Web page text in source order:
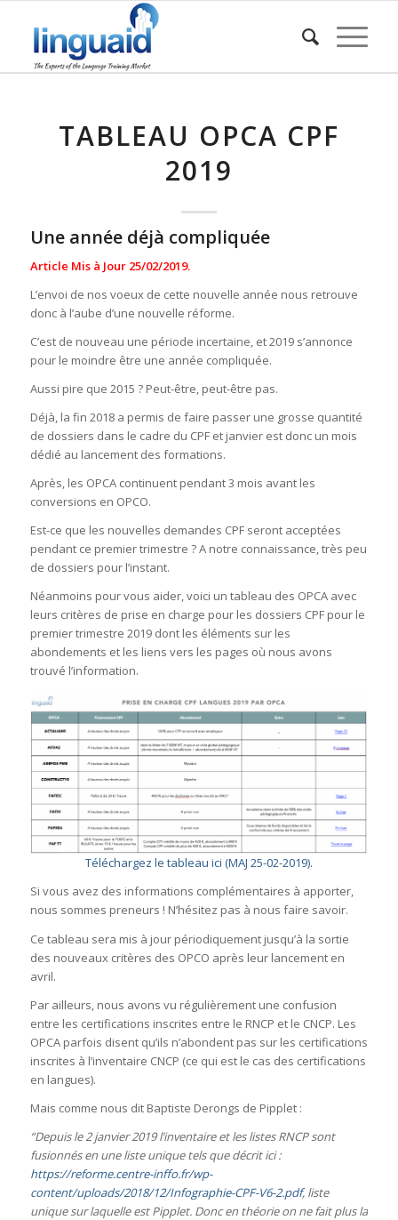
TABLEAU OPCA CPF
2019
Une année déjà compliquée
Article Mis à Jour 25/02/2019.
L’envoi de nos voeux de cette nouvelle année nous retrouve
donc à l’aube d’une nouvelle réforme.
C’est de nouveau une période incertaine, et 2019 s’annonce
pour le moindre être une année compliquée.
Aussi pire que 2015 ? Peut-être, peut-être pas.
Déjà, la fin 2018 a permis de faire passer une grosse quantité
de dossiers dans le cadre du CPF et janvier est donc un mois
dédié au lancement des formations.
Après, les OPCA continuent pendant 3 mois avant les
conversions en OPCO.
Est-ce que les nouvelles demandes CPF seront acceptées
pendant ce premier trimestre ? A notre connaissance, très peu
de dossiers pour l’instant.
Néanmoins pour vous aider, voici un tableau des OPCA avec
leurs critères de prise en charge pour les dossiers CPF pour le
premier trimestre 2019 dont les éléments sur les
abondements et les liens vers les pages où nous avons
trouvé l’information.
Téléchargez le tableau ici (MAJ 25-02-2019).
Si vous avez des informations complémentaires à apporter,
nous sommes preneurs ! N’hésitez pas à nous faire savoir.
Ce tableau sera mis à jour périodiquement jusqu’à la sortie
des nouveaux critères des OPCO après leur lancement en
avril.
Par ailleurs, nous avons vu régulièrement une confusion
entre les certifications inscrites entre le RNCP et le CNCP. Les
OPCA parfois disent qu’ils n’abondent pas sur les certifications
inscrites à l’inventaire CNCP (ce qui est le cas des certifications
en langues).
Mais comme nous dit Baptiste Derongs de Pipplet :
“Depuis le 2 janvier 2019 l’inventaire et les listes RNCP sont
fusionnés en une liste unique tels que décrit ici :
https://reforme.centre-inffo.fr/wp-
content/uploads/2018/12/Infographie-CPF-V6-2.pdf, liste
unique sur laquelle est Pipplet. Donc en théorie on ne fait plus la